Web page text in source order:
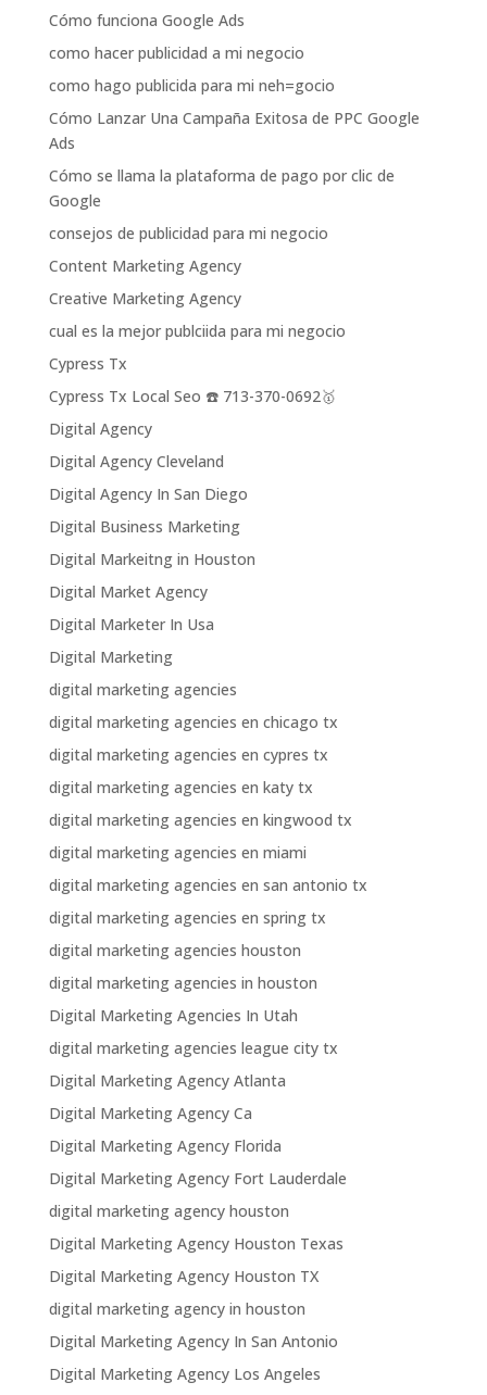
Cómo funciona Google Ads
como hacer publicidad a mi negocio
como hago publicida para mi neh=gocio
Cómo Lanzar Una Campaña Exitosa de PPC Google
Ads
Cómo se llama la plataforma de pago por clic de
Google
consejos de publicidad para mi negocio
Content Marketing Agency
Creative Marketing Agency
cual es la mejor publciida para mi negocio
Cypress Tx
Cypress Tx Local Seo ☎️ 713-370-0692🥇
Digital Agency
Digital Agency Cleveland
Digital Agency In San Diego
Digital Business Marketing
Digital Markeitng in Houston
Digital Market Agency
Digital Marketer In Usa
Digital Marketing
digital marketing agencies
digital marketing agencies en chicago tx
digital marketing agencies en cypres tx
digital marketing agencies en katy tx
digital marketing agencies en kingwood tx
digital marketing agencies en miami
digital marketing agencies en san antonio tx
digital marketing agencies en spring tx
digital marketing agencies houston
digital marketing agencies in houston
Digital Marketing Agencies In Utah
digital marketing agencies league city tx
Digital Marketing Agency Atlanta
Digital Marketing Agency Ca
Digital Marketing Agency Florida
Digital Marketing Agency Fort Lauderdale
digital marketing agency houston
Digital Marketing Agency Houston Texas
Digital Marketing Agency Houston TX
digital marketing agency in houston
Digital Marketing Agency In San Antonio
Digital Marketing Agency Los Angeles